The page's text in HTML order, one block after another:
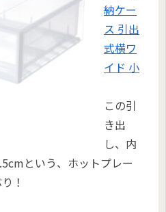
納ケー
ス 引出
式横ワ
イド 小
この引
き出
し、内
という、ホットプレー
！